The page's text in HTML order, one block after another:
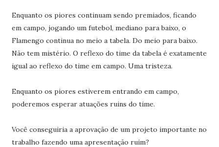
Enquanto os piores continuam sendo premiados, ficando
em campo, jogando um futebol, mediano para baixo, o
Flamengo continua no meio a tabela. Do meio para baixo.
Não tem mistério. O reflexo do time da tabela é exatamente
igual ao reflexo do time em campo. Uma tristeza.
Enquanto os piores estiverem entrando em campo,
poderemos esperar atuações ruins do time.
Você conseguiria a aprovação de um projeto importante no
trabalho fazendo uma apresentação ruim?